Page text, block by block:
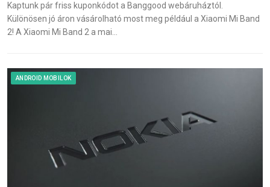
Kaptunk pár friss kuponkódot a Banggood webáruháztól.
Különösen jó áron vásárolható most meg például a Xiaomi Mi Band
2! A Xiaomi Mi Band 2 a mai…
ANDROID MOBILOK